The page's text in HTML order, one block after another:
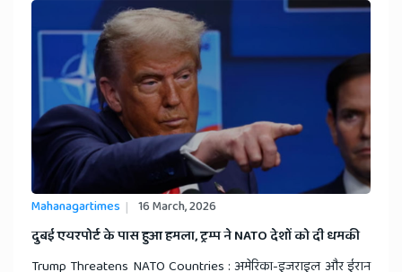
Mahanagartimes 16 March, 2026
​दुबई एयरपोर्ट के पास हुआ हमला, ट्रम्प ने NATO देशों को दी धमकी
Trump Threatens NATO Countries : अमेरिका-इजराइल और ईरान